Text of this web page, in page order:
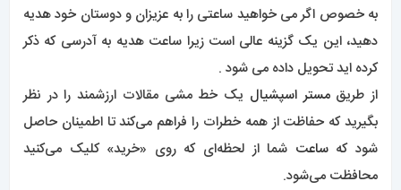
به خصوص اگر می خواهید ساعتی را به عزیزان و دوستان خود هدیه
دهید، این یک گزینه عالی است زیرا ساعت هدیه به آدرسی که ذکر
کرده اید تحویل داده می شود .
از طریقمستر اسپشیال یک خط‌ مشی مقالات ارزشمند را در نظر
بگیرید که حفاظت از همه خطرات را فراهم می‌کند تا اطمینان حاصل
شود کهساعت شما از لحظه‌ای که روی «خرید» کلیک می‌کنید
محافظت می‌شود.